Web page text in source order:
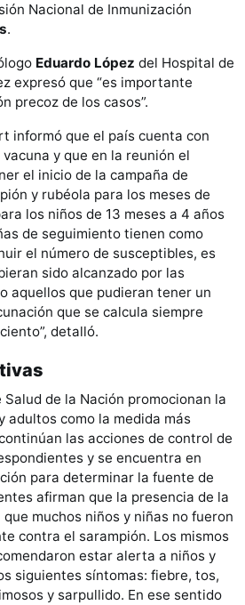
Nacional de Inmunización
.
Eduardo López del Hospital de
expresó que “es importante
precoz de los casos”.
informó que el país cuenta con
y que en la reunión el
el inicio de la campaña de
y rubéola para los meses de
los niños de 13 meses a 4 años
de seguimiento tienen como
el número de susceptibles, es
sido alcanzado por las
aquellos que pudieran tener un
que se calcula siempre
detalló.
de la Nación promocionan la
adultos como la medida más
las acciones de control de
y se encuentra en
para determinar la fuente de
afirman que la presencia de la
muchos niños y niñas no fueron
contra el sarampión. Los mismos
estar alerta a niños y
siguientes síntomas: fiebre, tos,
y sarpullido. En ese sentido